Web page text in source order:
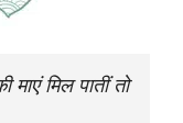
मिल पातीं तो